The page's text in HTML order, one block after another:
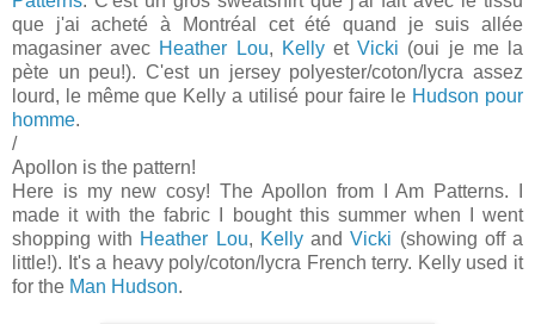
que j'ai acheté à Montréal cet été quand je suis allée
magasiner avec Heather Lou, KellyetVicki (oui je me la
pète un peu!). C'est un jersey polyester/coton/lycra assez
lourd, le même que Kelly a utilisé pour faire le Hudson pour
homme.
/
Apollon is the pattern!
Here is my new cosy! The Apollon from I Am Patterns. I
made it with the fabric I bought this summer when I went
shopping with Heather Lou, KellyandVicki (showing off a
little!). It's a heavy poly/coton/lycra French terry. Kelly used it
for the Man Hudson.